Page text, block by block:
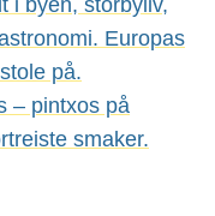
i byen, storbyliv,
Europas
på.
– pintxos på
smaker.